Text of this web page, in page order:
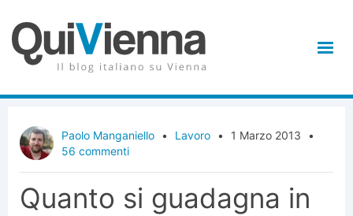
Paolo Manganiello • Lavoro • 1 Marzo 2013
•
56 commenti
Quanto si guadagna in